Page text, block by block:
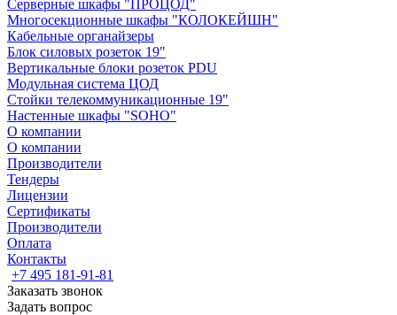
Серверные шкафы "ПРОЦОД"
Многосекционные шкафы "КОЛОКЕЙШН"
Кабельные органайзеры
Блок силовых розеток 19"
Вертикальные блоки розеток PDU
Модульная система ЦОД
Стойки телекоммуникационные 19"
Настенные шкафы "SOHO"
О компании
О компании
Производители
Тендеры
Лицензии
Сертификаты
Производители
Оплата
Контакты
+7 495 181-91-81
Заказать звонок
Задать вопрос